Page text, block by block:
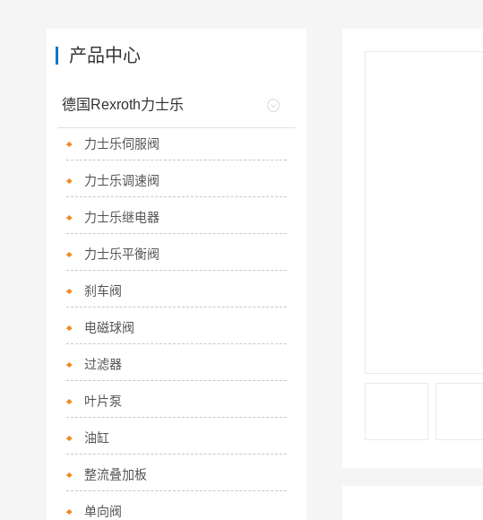
产品中心
德国Rexroth力士乐
力士乐伺服阀
力士乐调速阀
力士乐继电器
力士乐平衡阀
刹车阀
电磁球阀
过滤器
叶片泵
油缸
整流叠加板
单向阀